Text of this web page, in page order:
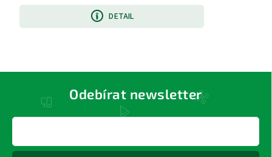
DETAIL
Odebírat newsletter